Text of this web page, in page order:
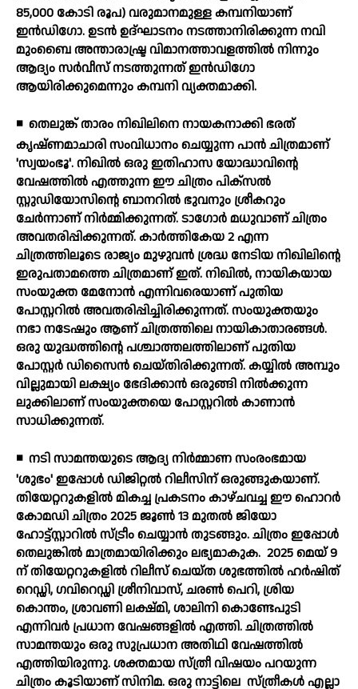
85,000 കോടി രൂപ) വരുമാനമുള്ള കമ്പനിയാണ്
ഇന്‍ഡിഗോ. ഉടന്‍ ഉദ്ഘാടനം നടത്താനിരിക്കുന്ന നവി
മുംബൈ അന്താരാഷ്ട്ര വിമാനത്താവളത്തില്‍ നിന്നും
ആദ്യം സര്‍വീസ് നടത്തുന്നത് ഇന്‍ഡിഗോ
ആയിരിക്കുമെന്നും കമ്പനി വ്യക്തമാക്കി.
◾ തെലുങ്ക് താരം നിഖിലിനെ നായകനാക്കി ഭരത്
കൃഷ്ണമാചാരി സംവിധാനം ചെയ്യുന്ന പാന്‍ ചിത്രമാണ്
'സ്വയംഭൂ'. നിഖില്‍ ഒരു ഇതിഹാസ യോദ്ധാവിന്റെ
വേഷത്തില്‍ എത്തുന്ന ഈ ചിത്രം പിക്സല്‍
സ്റ്റുഡിയോസിന്റെ ബാനറില്‍ ഭുവനും ശ്രീകറും
ചേര്‍ന്നാണ് നിര്‍മ്മിക്കുന്നത്. ടാഗോര്‍ മധുവാണ് ചിത്രം
അവതരിപ്പിക്കുന്നത്. കാര്‍ത്തികേയ 2 എന്ന
ചിത്രത്തിലൂടെ രാജ്യം മുഴുവന്‍ ശ്രദ്ധ നേടിയ നിഖിലിന്റെ
ഇരുപതാമത്തെ ചിത്രമാണ് ഇത്. നിഖില്‍, നായികയായ
സംയുക്ത മേനോന്‍ എന്നിവരെയാണ് പുതിയ
പോസ്റ്ററില്‍ അവതരിപ്പിച്ചിരിക്കുന്നത്. സംയുക്തയും
നഭാ നടേഷും ആണ് ചിത്രത്തിലെ നായികാതാരങ്ങള്‍.
ഒരു യുദ്ധത്തിന്റെ പശ്ചാത്തലത്തിലാണ് പുതിയ
പോസ്റ്റര്‍ ഡിസൈന്‍ ചെയ്തിരിക്കുന്നത്. കയ്യില്‍ അമ്പും
വില്ലുമായി ലക്ഷ്യം ഭേദിക്കാന്‍ ഒരുങ്ങി നില്‍ക്കുന്ന
ലുക്കിലാണ് സംയുക്തയെ പോസ്റ്ററില്‍ കാണാന്‍
സാധിക്കുന്നത്.
◾ നടി സാമന്തയുടെ ആദ്യ നിര്‍മ്മാണ സംരംഭമായ
'ശുഭം' ഇപ്പോള്‍ ഡിജിറ്റല്‍ റിലീസിന് ഒരുങ്ങുകയാണ്.
തിയേറ്ററുകളില്‍ മികച്ച പ്രകടനം കാഴ്ചവച്ച ഈ ഹൊറര്‍
കോമഡി ചിത്രം 2025 ജൂണ്‍ 13 മുതല്‍ ജിയോ
ഹോട്ട്സ്റ്റാറില്‍ സ്ട്രീം ചെയ്യാന്‍ തുടങ്ങും. ചിത്രം ഇപ്പോള്‍
തെലുങ്കില്‍ മാത്രമായിരിക്കും ലഭ്യമാകുക. 2025 മെയ് 9
ന് തിയേറ്ററുകളില്‍ റിലീസ് ചെയ്ത ശുഭത്തില്‍ ഹര്‍ഷിത്
റെഡ്ഡി, ഗവിറെഡ്ഡി ശ്രീനിവാസ്, ചരണ്‍ പെറി, ശ്രിയ
കൊന്തം, ശ്രാവണി ലക്ഷ്മി, ശാലിനി കൊണ്ടേപുടി
എന്നിവര്‍ പ്രധാന വേഷങ്ങളില്‍ എത്തി. ചിത്രത്തില്‍
സാമന്തയും ഒരു സുപ്രധാന അതിഥി വേഷത്തില്‍
എത്തിയിരുന്നു. ശക്തമായ സ്ത്രീ വിഷയം പറയുന്ന
ചിത്രം കൂടിയാണ് സിനിമ. ഒരു നാട്ടിലെ സ്ത്രീകള്‍ എല്ലാ